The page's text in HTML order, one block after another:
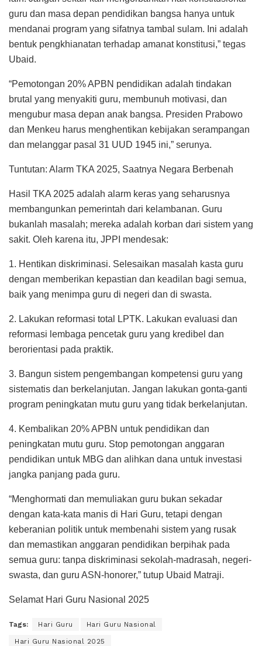
guru dan masa depan pendidikan bangsa hanya untuk
mendanai program yang sifatnya tambal sulam. Ini adalah
bentuk pengkhianatan terhadap amanat konstitusi,” tegas
Ubaid.
“Pemotongan 20% APBN pendidikan adalah tindakan
brutal yang menyakiti guru, membunuh motivasi, dan
mengubur masa depan anak bangsa. Presiden Prabowo
dan Menkeu harus menghentikan kebijakan serampangan
dan melanggar pasal 31 UUD 1945 ini,” serunya.
Tuntutan: Alarm TKA 2025, Saatnya Negara Berbenah
Hasil TKA 2025 adalah alarm keras yang seharusnya
membangunkan pemerintah dari kelambanan. Guru
bukanlah masalah; mereka adalah korban dari sistem yang
sakit. Oleh karena itu, JPPI mendesak:
1. Hentikan diskriminasi. Selesaikan masalah kasta guru
dengan memberikan kepastian dan keadilan bagi semua,
baik yang menimpa guru di negeri dan di swasta.
2. Lakukan reformasi total LPTK. Lakukan evaluasi dan
reformasi lembaga pencetak guru yang kredibel dan
berorientasi pada praktik.
3. Bangun sistem pengembangan kompetensi guru yang
sistematis dan berkelanjutan. Jangan lakukan gonta-ganti
program peningkatan mutu guru yang tidak berkelanjutan.
4. Kembalikan 20% APBN untuk pendidikan dan
peningkatan mutu guru. Stop pemotongan anggaran
pendidikan untuk MBG dan alihkan dana untuk investasi
jangka panjang pada guru.
“Menghormati dan memuliakan guru bukan sekadar
dengan kata-kata manis di Hari Guru, tetapi dengan
keberanian politik untuk membenahi sistem yang rusak
dan memastikan anggaran pendidikan berpihak pada
semua guru: tanpa diskriminasi sekolah-madrasah, negeri-
swasta, dan guru ASN-honorer,” tutup Ubaid Matraji.
Selamat Hari Guru Nasional 2025
Tags: Hari Guru Hari Guru Nasional
Hari Guru Nasional 2025